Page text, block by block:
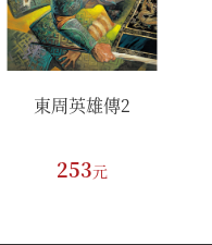
東周英雄傳2
253元